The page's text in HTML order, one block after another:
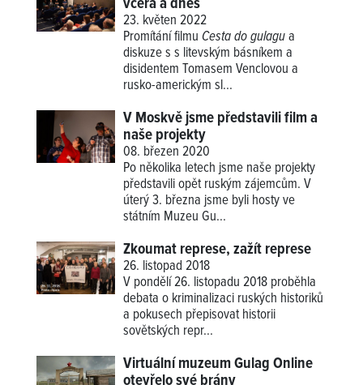
včera a dnes
23. květen 2022
Promítání filmu Cesta do gulagua
diskuze s s litevským básníkem a
disidentem Tomasem Venclovou a
rusko-americkým sl...
V Moskvě jsme představili film a
naše projekty
08. březen 2020
Po několika letech jsme naše projekty
představili opět ruským zájemcům. V
úterý 3. března jsme byli hosty ve
státním Muzeu Gu...
Zkoumat represe, zažít represe
26. listopad 2018
V pondělí 26. listopadu 2018 proběhla
debata o kriminalizaci ruských historiků
a pokusech přepisovat historii
sovětských repr...
Virtuální muzeum Gulag Online